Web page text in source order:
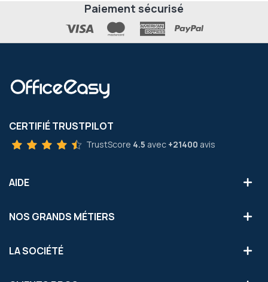
Paiement sécurisé
CERTIFIÉ TRUSTPILOT
TrustScore 4.5 avec +21400 avis
AIDE
NOS GRANDS MÉTIERS
LA SOCIÉTÉ